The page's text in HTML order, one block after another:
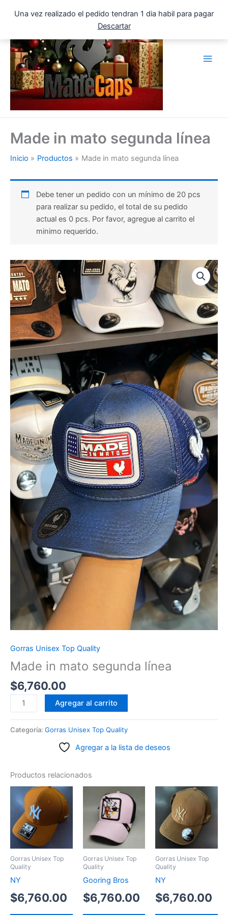
Una vez realizado el pedido tendran 1 dia habil para pagar
Descartar
Made in mato segunda línea
Inicio Productos Made in mato segunda línea
Debe tener un pedido con un mínimo de 20 pcs
para realizar su pedido, el total de su pedido
actual es 0 pcs. Por favor, agregue al carrito el
minimo requerido.
Gorras Unisex Top Quality
Made in mato segunda línea
$6,760.00
Made
in
segunda
Agregar al carrito
Categoría: Gorras Unisex Top Quality
Agregar a la lista de deseos
Productos relacionados
Gorras Unisex Top
Quality
NY
$6,760.00
Gorras Unisex Top
Quality
Gooring Bros
$6,760.00
Gorras Unisex Top
Quality
NY
$6,760.00